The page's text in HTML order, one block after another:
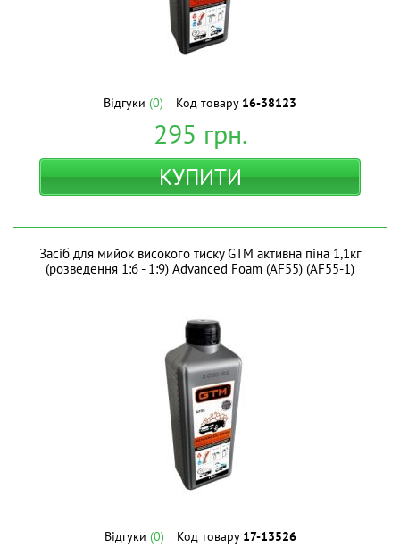
Відгуки (0) Код товару 16-38123
295 грн.
КУПИТИ
Засіб для мийок високого тиску GTM активна піна 1,1кг
(розведення 1:6 - 1:9) Advanced Foam (AF55) (AF55-1)
Відгуки (0) Код товару 17-13526